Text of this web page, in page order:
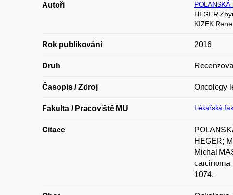
Autoři POLANSKÁ
HEGER
KIZEK Rene
Rok publikování 2016
Druh
Časopis / Zdroj Oncology
Fakulta / Pracoviště MU Lékařská
Citace
HEGER;
Michal
carcinoma
1074.